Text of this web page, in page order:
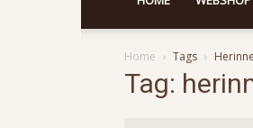
Home Tags
Tag: